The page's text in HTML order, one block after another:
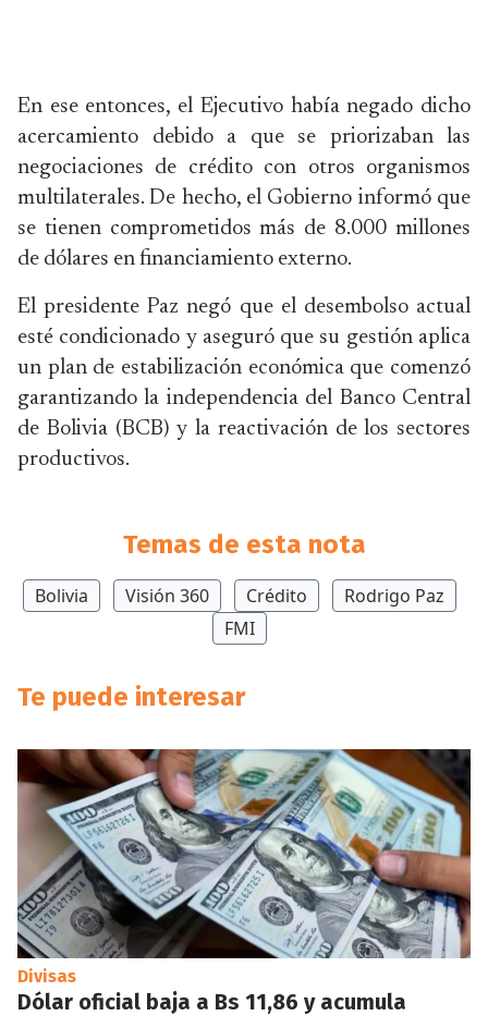
En ese entonces, el Ejecutivo había negado dicho
acercamiento debido a que se priorizaban las
negociaciones de crédito con otros organismos
multilaterales. De hecho, el Gobierno informó que
se tienen comprometidos más de 8.000 millones
de dólares en financiamiento externo.
El presidente Paz negó que el desembolso actual
esté condicionado y aseguró que su gestión aplica
un plan de estabilización económica que comenzó
garantizando la independencia del Banco Central
de Bolivia (BCB) y la reactivación de los sectores
productivos.
Temas de esta nota
Bolivia Visión 360 Crédito
Rodrigo Paz
FMI
Te puede interesar
Divisas
Dólar oficial baja a Bs 11,86 y acumula